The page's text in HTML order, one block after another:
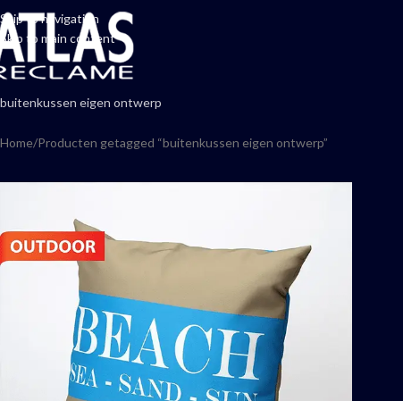
Skip to navigation
Skip to main content
buitenkussen eigen ontwerp
Home Producten getagged “buitenkussen eigen ontwerp”